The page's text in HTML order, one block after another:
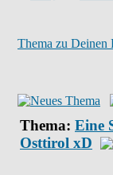
Thema zu Deinen
Thema: Eine
Osttirol xD